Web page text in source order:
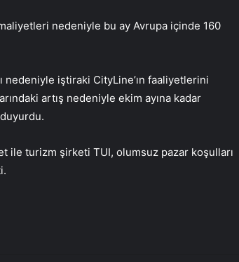
nedeniyle bu ay Avrupa içinde 160
nedeniyle iştiraki CityLine’ın faaliyetlerini
artış nedeniyle ekim ayına kadar
ile turizm şirketi TUI, olumsuz pazar koşulları